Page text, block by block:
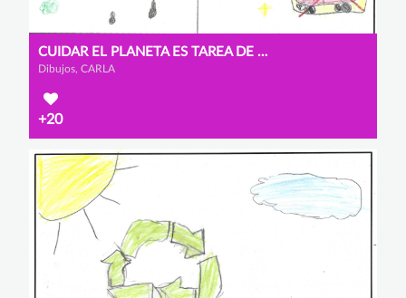
CUIDAR EL PLANETA ES TAREA DE TODOS
Dibujos, CARLA
+20